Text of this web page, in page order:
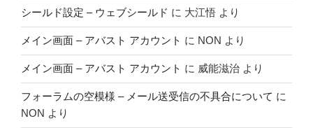
シールド設定 – ウェブシールド に 大江悟 より
メイン画面 – アバスト アカウント に NON より
メイン画面 – アバスト アカウント に 威能滋治 より
フォーラムの空模様 – メール送受信の不具合について に
NON より